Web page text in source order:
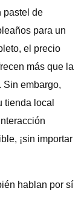
pastel de
para un
el precio
más que la
Sin embargo,
tienda local
¡sin importar
hablan por sí